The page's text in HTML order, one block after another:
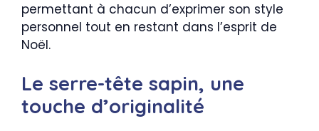
permettant à chacun d’exprimer son style
personnel tout en restant dans l’esprit de
Noël.
Le serre-tête sapin, une
touche d’originalité